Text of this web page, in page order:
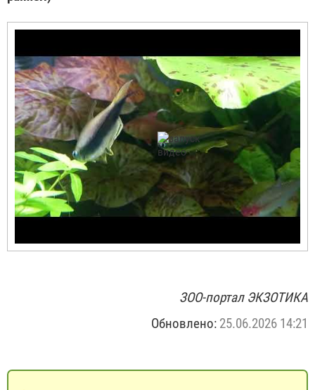
ЗОО-портал ЭКЗОТИКА
Обновлено: 25.06.2026 14:21